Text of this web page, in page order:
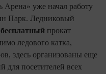
Арена» уже начал работу
Парк. Ледниковый
бесплатный прокат
ледового катка,
здесь организованы еще
для посетителей всех